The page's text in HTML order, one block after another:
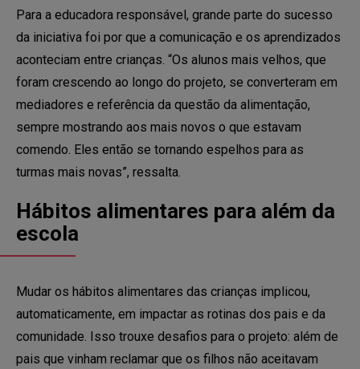
Para a educadora responsável, grande parte do sucesso
da iniciativa foi por que a comunicação e os aprendizados
aconteciam entre crianças. “Os alunos mais velhos, que
foram crescendo ao longo do projeto, se converteram em
mediadores e referência da questão da alimentação,
sempre mostrando aos mais novos o que estavam
comendo. Eles então se tornando espelhos para as
turmas mais novas”, ressalta.
Hábitos alimentares para além da
escola
Mudar os hábitos alimentares das crianças implicou,
automaticamente, em impactar as rotinas dos pais e da
comunidade. Isso trouxe desafios para o projeto: além de
pais que vinham reclamar que os filhos não aceitavam